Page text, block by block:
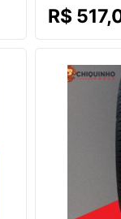
Avaliação
R$